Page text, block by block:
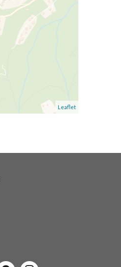
Leaflet